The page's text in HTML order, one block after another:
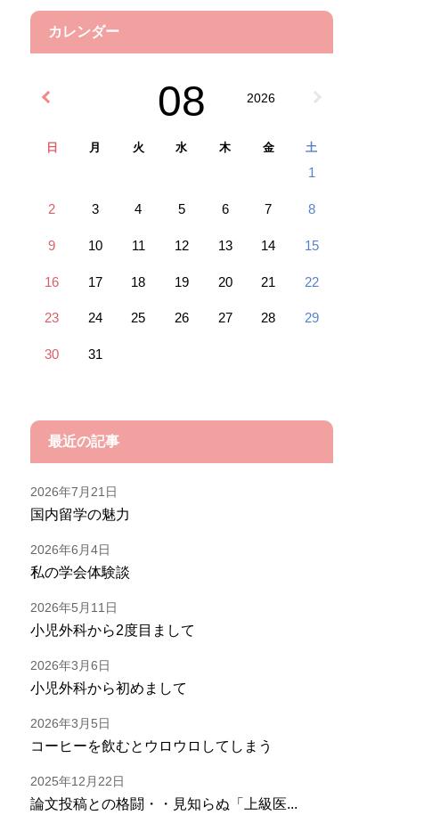
カレンダー
08 2026
日 月 火 水 木 金 土
1
2 3 4 5 6 7 8
9 10 11 12 13 14 15
16 17 18 19 20 21 22
23 24 25 26 27 28 29
30 31
最近の記事
2026年7月21日
国内留学の魅力
2026年6月4日
私の学会体験談
2026年5月11日
小児外科から2度目まして
2026年3月6日
小児外科から初めまして
2026年3月5日
コーヒーを飲むとウロウロしてしまう
2025年12月22日
論文投稿との格闘・・見知らぬ「上級医...